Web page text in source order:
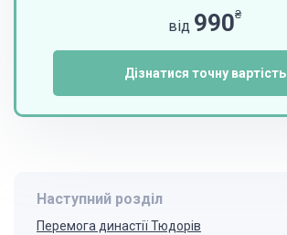
від 990₴
Дізнатися точну вартість
Наступний розділ
Перемога династії Тюдорів